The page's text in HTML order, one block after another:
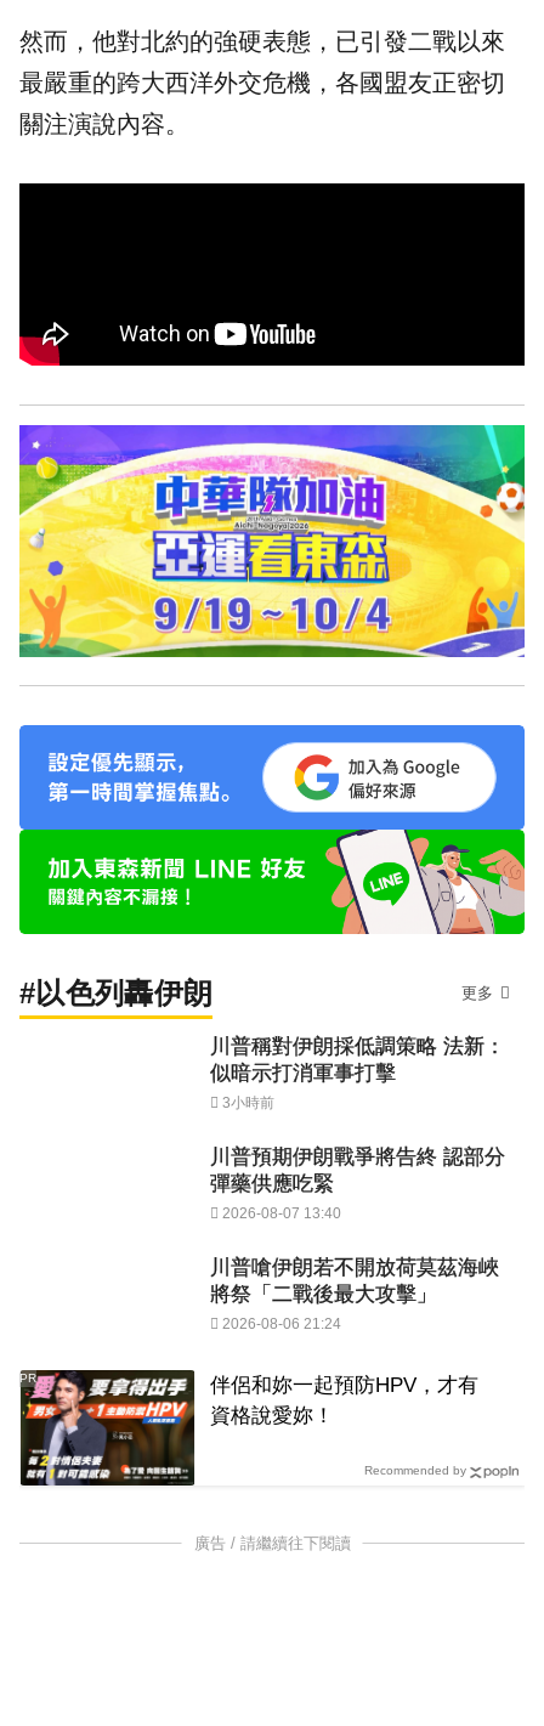
然而，他對北約的強硬表態，已引發二戰以來
最嚴重的跨大西洋外交危機，各國盟友正密切
關注演說內容。
#以色列轟伊朗 更多
川普稱對伊朗採低調策略 法新：
似暗示打消軍事打擊
3小時前
川普預期伊朗戰爭將告終 認部分
彈藥供應吃緊
2026-08-07 13:40
川普嗆伊朗若不開放荷莫茲海峽
將祭「二戰後最大攻擊」
2026-08-06 21:24
伴侶和妳一起預防HPV，才有
資格說愛妳！
PR
Recommended by
廣告 / 請繼續往下閱讀